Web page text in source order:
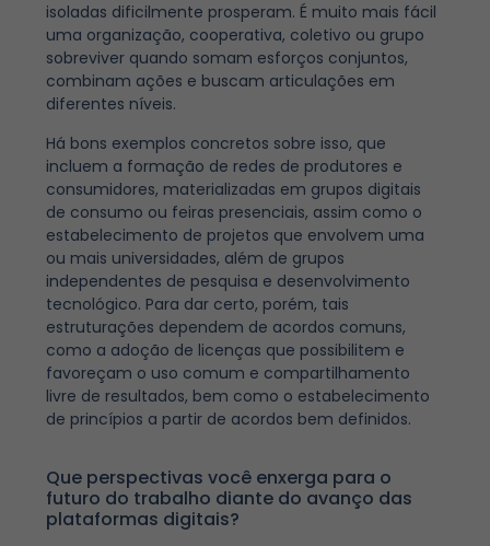
isoladas dificilmente prosperam. É muito mais fácil
uma organização, cooperativa, coletivo ou grupo
sobreviver quando somam esforços conjuntos,
combinam ações e buscam articulações em
diferentes níveis.
Há bons exemplos concretos sobre isso, que
incluem a formação de redes de produtores e
consumidores, materializadas em grupos digitais
de consumo ou feiras presenciais, assim como o
estabelecimento de projetos que envolvem uma
ou mais universidades, além de grupos
independentes de pesquisa e desenvolvimento
tecnológico. Para dar certo, porém, tais
estruturações dependem de acordos comuns,
como a adoção de licenças que possibilitem e
favoreçam o uso comum e compartilhamento
livre de resultados, bem como o estabelecimento
de princípios a partir de acordos bem definidos.
Que perspectivas você enxerga para o
futuro do trabalho diante do avanço das
plataformas digitais?